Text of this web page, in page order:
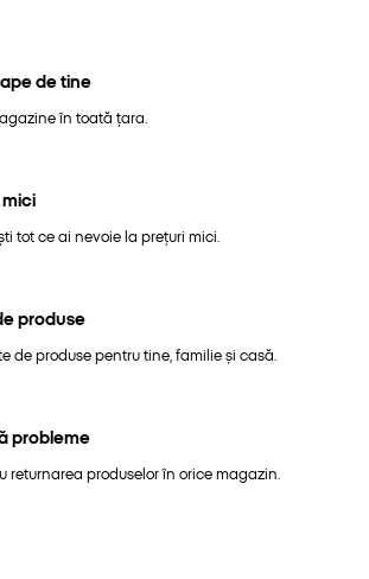
de tine
în toată țara.
tot ce ai nevoie la prețuri mici.
produse
de produse pentru tine, familie și casă.
probleme
returnarea produselor în orice magazin.